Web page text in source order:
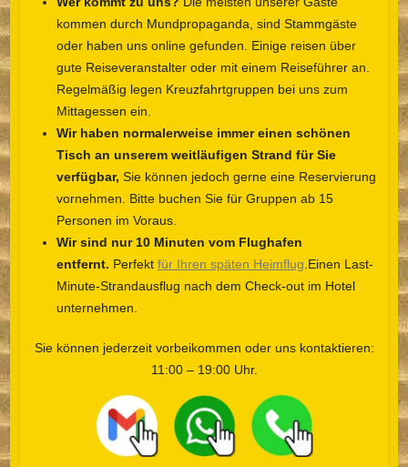
kommen durch Mundpropaganda, sind Stammgäste
oder haben uns online gefunden. Einige reisen über
gute Reiseveranstalter oder mit einem Reiseführer an.
Regelmäßig legen Kreuzfahrtgruppen bei uns zum
Mittagessen ein.
Wir haben normalerweise immer einen schönen
Tisch an unserem weitläufigen Strand für Sie
verfügbar, Sie können jedoch gerne eine Reservierung
vornehmen. Bitte buchen Sie für Gruppen ab 15
Personen im Voraus.
Wir sind nur 10 Minuten vom Flughafen
entfernt. Perfekt für Ihren späten Heimflug .Einen Last-
Minute-Strandausflug nach dem Check-out im Hotel
unternehmen.
Sie können jederzeit vorbeikommen oder uns kontaktieren:
11:00 – 19:00 Uhr.